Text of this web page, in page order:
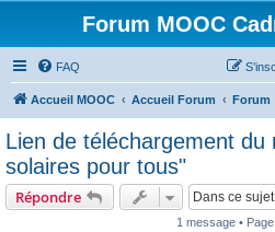
Forum MOOC
FAQ
Accueil MOOC Accueil Forum Forum
Lien de téléchargement du
solaires pour tous"
Répondre
1 message • Page